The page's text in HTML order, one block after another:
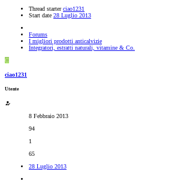
Thread starter ciao1231
Start date 28 Luglio 2013
Forums
I migliori prodotti anticalvizie
Integratori, estratti naturali, vitamine & Co.
C
ciao1231
Utente
8 Febbraio 2013
94
1
65
28 Luglio 2013